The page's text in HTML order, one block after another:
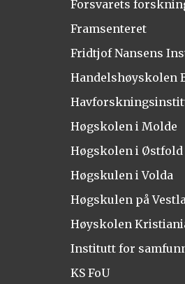
Forsvarets
Framsenteret
Fridtjof Nansens
Handelshøyskolen
Høgskolen i Molde
Høgskolen i Østfold
Høgskulen i Volda
Høgskulen på
Høyskolen
Institutt for
KS FoU